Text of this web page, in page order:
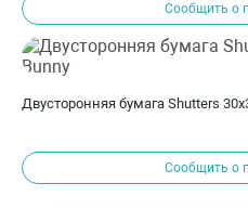
Сообщить о
Двусторонняя бумага Shutters
Сообщить о